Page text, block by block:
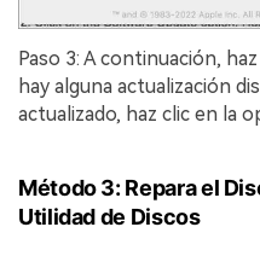
Reparador
Arregla fotos dañadas,
recuerdos más
Continuar
Paso 3: A continuación,
hay alguna actualización
actualizado, haz clic en la
Método 3: Repara el
Utilidad de Discos